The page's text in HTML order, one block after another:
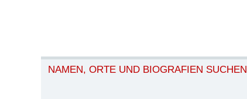
NAMEN, ORTE UND BIOGRAFIEN SUCHEN